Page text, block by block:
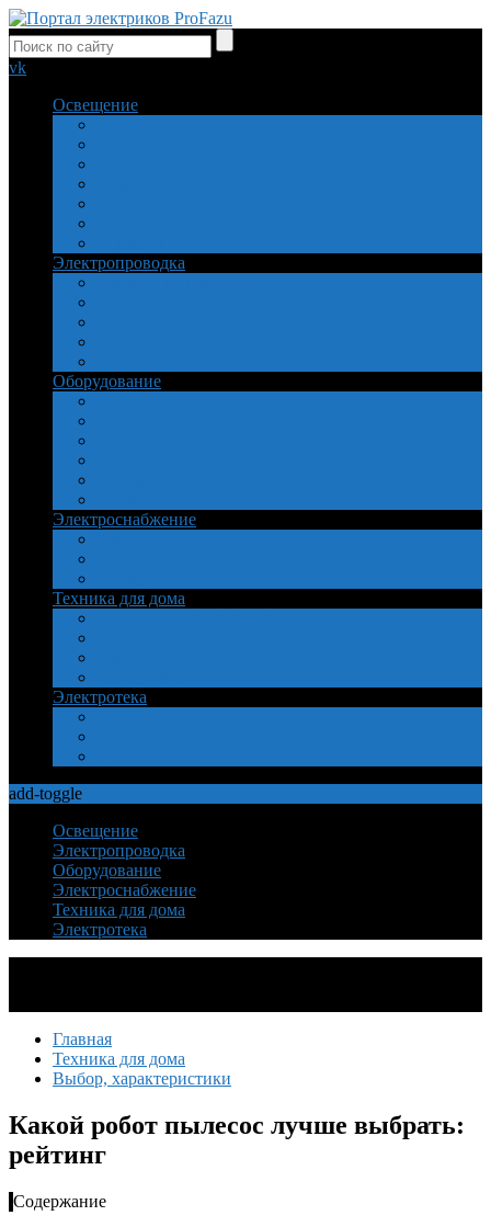
vk
Освещение
Электропроводка
Оборудование
Электроснабжение
Техника для дома
Электротека
add-toggle
Освещение
Электропроводка
Оборудование
Электроснабжение
Техника для дома
Электротека
Главная
Техника для дома
Выбор, характеристики
Какой робот пылесос лучше выбрать:
рейтинг
Содержание